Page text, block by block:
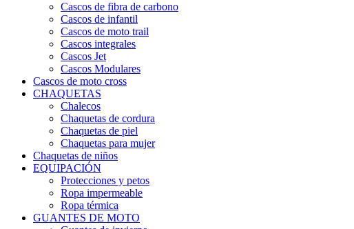
Cascos de fibra de carbono
Cascos de infantil
Cascos de moto trail
Cascos integrales
Cascos Jet
Cascos Modulares
Cascos de moto cross
CHAQUETAS
Chalecos
Chaquetas de cordura
Chaquetas de piel
Chaquetas para mujer
Chaquetas de niños
EQUIPACIÓN
Protecciones y petos
Ropa impermeable
Ropa térmica
GUANTES DE MOTO